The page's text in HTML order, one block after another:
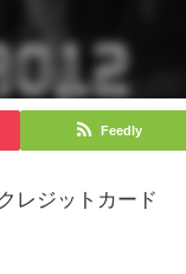
Feedly
レジットカード